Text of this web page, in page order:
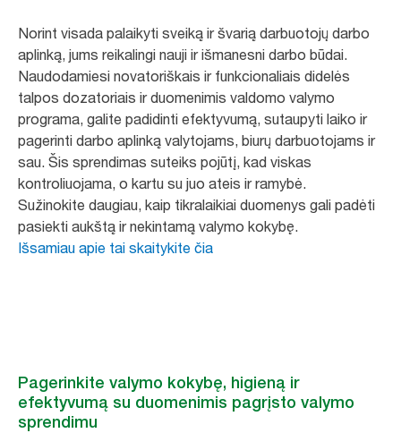
Norint visada palaikyti sveiką ir švarią darbuotojų darbo
aplinką, jums reikalingi nauji ir išmanesni darbo būdai.
Naudodamiesi novatoriškais ir funkcionaliais didelės
talpos dozatoriais ir duomenimis valdomo valymo
programa, galite padidinti efektyvumą, sutaupyti laiko ir
pagerinti darbo aplinką valytojams, biurų darbuotojams ir
sau. Šis sprendimas suteiks pojūtį, kad viskas
kontroliuojama, o kartu su juo ateis ir ramybė.
Sužinokite daugiau, kaip tikralaikiai duomenys gali padėti
pasiekti aukštą ir nekintamą valymo kokybę.
Išsamiau apie tai skaitykite čia
Pagerinkite valymo kokybę, higieną ir
efektyvumą su duomenimis pagrįsto valymo
sprendimu